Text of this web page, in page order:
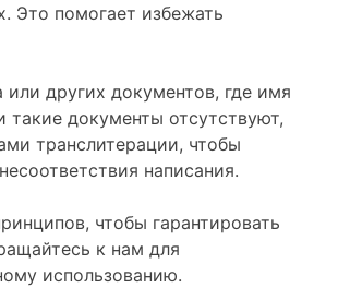
Это помогает избежать
других документов, где имя
такие документы отсутствуют,
транслитерации, чтобы
написания.
чтобы гарантировать
к нам для
использованию.